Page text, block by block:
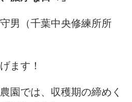
男（千葉中央修練所所
ます！
園では、収穫期の締めく